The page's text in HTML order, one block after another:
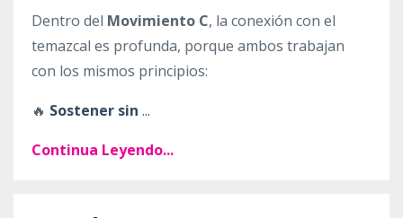
Dentro del Movimiento C, la conexión con el
temazcal es profunda, porque ambos trabajan
con los mismos principios:
🔥 Sostener sin ...
Continua Leyendo...